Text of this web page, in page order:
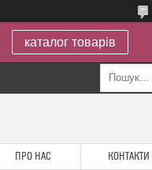
каталог товарів
ПРО НАС КОНТАКТИ